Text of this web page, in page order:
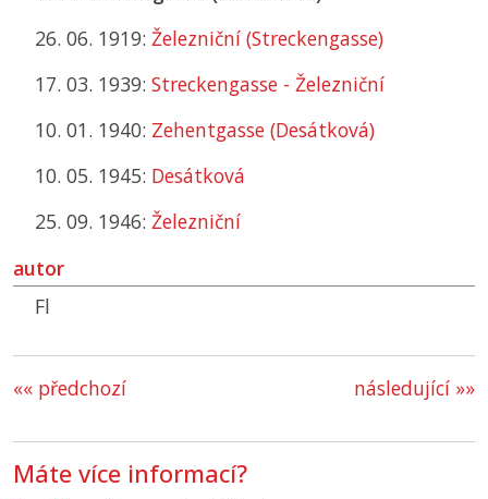
26. 06. 1919: Železniční (Streckengasse)
17. 03. 1939: Streckengasse - Železniční
10. 01. 1940: Zehentgasse (Desátková)
10. 05. 1945: Desátková
25. 09. 1946: Železniční
autor
Fl
«« předchozí následující »»
Máte více informací?